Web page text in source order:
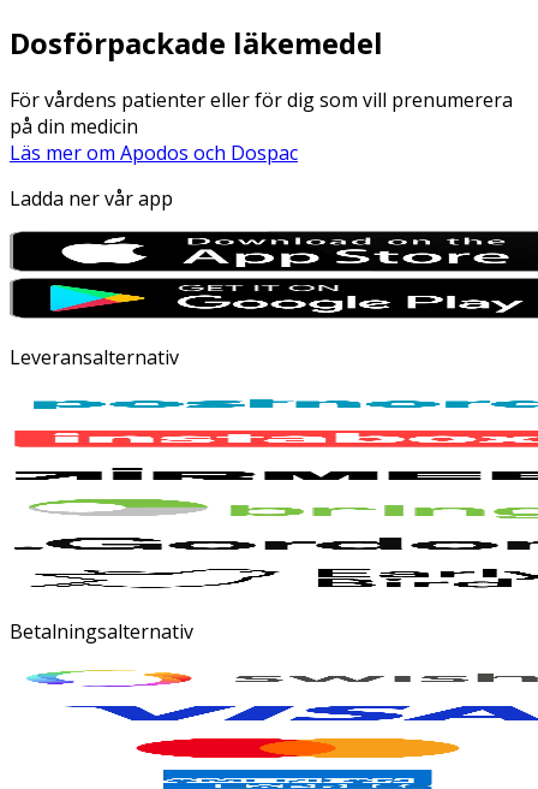
Dosförpackade läkemedel
För vårdens patienter eller för dig som vill prenumerera
på din medicin
Läs mer om Apodos och Dospac
Ladda ner vår app
Leveransalternativ
Betalningsalternativ